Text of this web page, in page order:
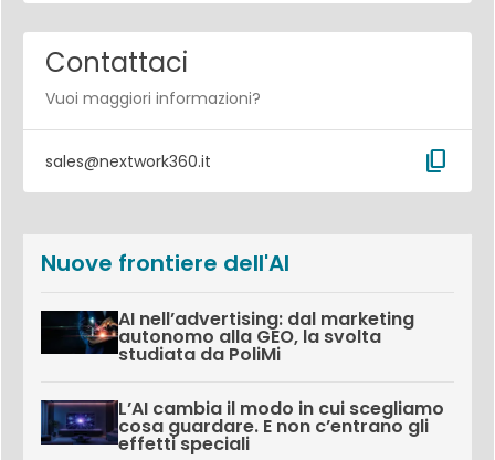
Contattaci
Vuoi maggiori informazioni?
sales@nextwork360.it content_copy
Nuove frontiere dell'AI
AI nell’advertising: dal marketing
autonomo alla GEO, la svolta
studiata da PoliMi
L’AI cambia il modo in cui scegliamo
cosa guardare. E non c’entrano gli
effetti speciali